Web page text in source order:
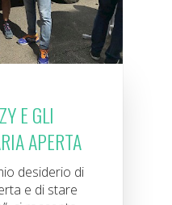
E GLI
APERTA
desiderio di
e di stare